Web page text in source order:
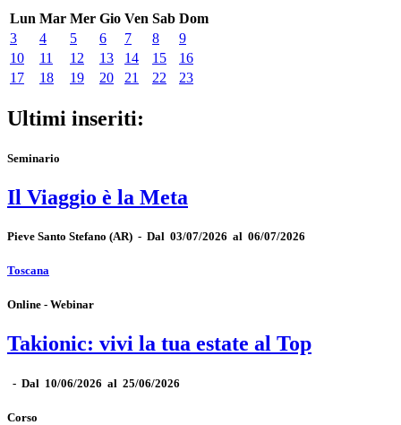
Lun Mar Mer Gio Ven Sab Dom
3
4 5 6 7 8
9
10
11 12 13 14 15
16
17
18 19 20 21 22 23
Ultimi inseriti:
Seminario
Il Viaggio è la Meta
Pieve Santo Stefano (AR) - Dal 03/07/2026 al 06/07/2026
Toscana
Online - Webinar
Takionic: vivi la tua estate al Top
- Dal 10/06/2026 al 25/06/2026
Corso